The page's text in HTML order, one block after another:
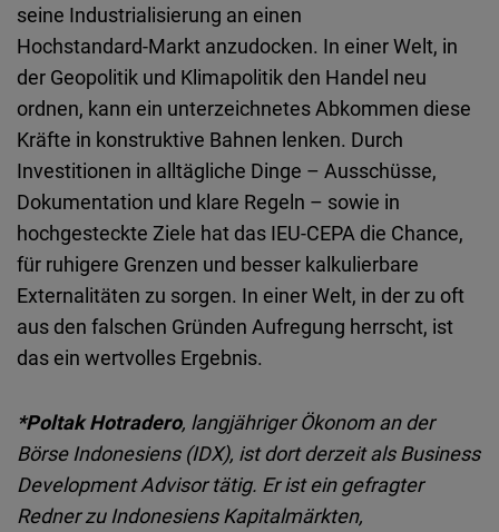
seine Industrialisierung an einen
Hochstandard‑Markt anzudocken. In einer Welt, in
der Geopolitik und Klimapolitik den Handel neu
ordnen, kann ein unterzeichnetes Abkommen diese
Kräfte in konstruktive Bahnen lenken. Durch
Investitionen in alltägliche Dinge – Ausschüsse,
Dokumentation und klare Regeln – sowie in
hochgesteckte Ziele hat das IEU-CEPA die Chance,
für ruhigere Grenzen und besser kalkulierbare
Externalitäten zu sorgen. In einer Welt, in der zu oft
aus den falschen Gründen Aufregung herrscht, ist
das ein wertvolles Ergebnis.
*Poltak Hotradero, langjähriger Ökonom an der
Börse Indonesiens (IDX), ist dort derzeit als Business
Development Advisor tätig. Er ist ein gefragter
Redner zu Indonesiens Kapitalmärkten,